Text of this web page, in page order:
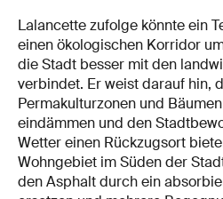
Lalancette zufolge könnte ein
einen ökologischen Korridor
die Stadt besser mit den
verbindet. Er weist darauf hin,
Permakulturzonen und
eindämmen und den
Wetter einen Rückzugsort
Wohngebiet im Süden der
den Asphalt durch ein